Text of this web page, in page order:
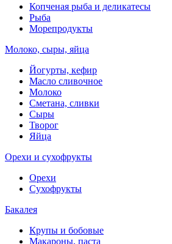
Копченая рыба и деликатесы
Рыба
Морепродукты
Молоко, сыры, яйца
Йогурты, кефир
Масло сливочное
Молоко
Сметана, сливки
Сыры
Творог
Яйца
Орехи и сухофрукты
Орехи
Сухофрукты
Бакалея
Крупы и бобовые
Макароны, паста